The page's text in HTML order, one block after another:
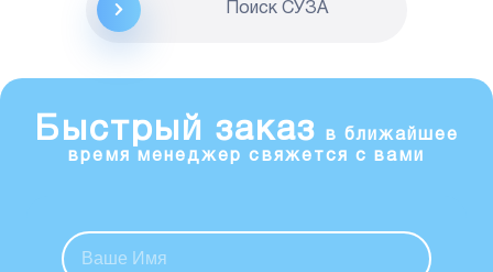
Поиск CУЗА
Быстрый заказ
в ближайшее
время менеджер свяжется с вами